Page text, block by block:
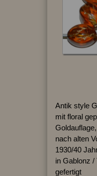
Antik style
mit floral
Goldauflage,
nach alten
1930/40
in Gablonz /
gefertigt